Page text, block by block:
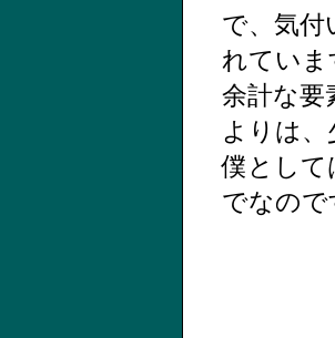
で、気付
れていま
余計な要
よりは
僕として
でなの